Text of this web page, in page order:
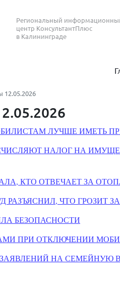
Региональный
центр КонсультантПлюс
в Калининграде
12.05.2026
ЛУЧШЕ ИМЕТЬ
НАЛОГ НА
КТО ОТВЕЧАЕТ ЗА
РАЗЪЯСНИЛ, ЧТО ГРОЗИТ
БЕЗОПАСНОСТИ
ПРИ ОТКЛЮЧЕНИИ
НА СЕМЕЙНУЮ